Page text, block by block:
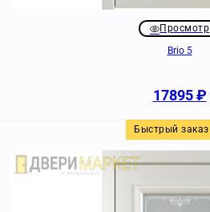
Просмотр
Brio 5
17895₽
Быстрый заказ